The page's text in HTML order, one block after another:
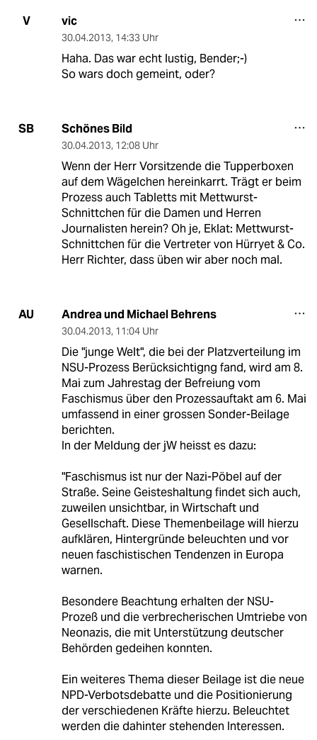
V vic
30.04.2013, 14:33 Uhr
Haha. Das war echt lustig, Bender;-)
So wars doch gemeint, oder?
SB Schönes Bild
30.04.2013, 12:08 Uhr
Wenn der Herr Vorsitzende die Tupperboxen
auf dem Wägelchen hereinkarrt. Trägt er beim
Prozess auch Tabletts mit Mettwurst-
Schnittchen für die Damen und Herren
Journalisten herein? Oh je, Eklat: Mettwurst-
Schnittchen für die Vertreter von Hürryet & Co.
Herr Richter, dass üben wir aber noch mal.
AU Andrea und Michael Behrens
30.04.2013, 11:04 Uhr
Die "junge Welt", die bei der Platzverteilung im
NSU-Prozess Berücksichtigng fand, wird am 8.
Mai zum Jahrestag der Befreiung vom
Faschismus über den Prozessauftakt am 6. Mai
umfassend in einer grossen Sonder-Beilage
berichten.
In der Meldung der jW heisst es dazu:
"Faschismus ist nur der Nazi-Pöbel auf der
Straße. Seine Geisteshaltung findet sich auch,
zuweilen unsichtbar, in Wirtschaft und
Gesellschaft. Diese Themenbeilage will hierzu
aufklären, Hintergründe beleuchten und vor
neuen faschistischen Tendenzen in Europa
warnen.
Besondere Beachtung erhalten der NSU-
Prozeß und die verbrecherischen Umtriebe von
Neonazis, die mit Unterstützung deutscher
Behörden gedeihen konnten.
Ein weiteres Thema dieser Beilage ist die neue
NPD-Verbotsdebatte und die Positionierung
der verschiedenen Kräfte hierzu. Beleuchtet
werden die dahinter stehenden Interessen.